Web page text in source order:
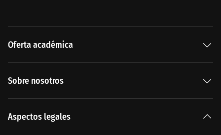
Oferta académica
Sobre nosotros
Aspectos legales